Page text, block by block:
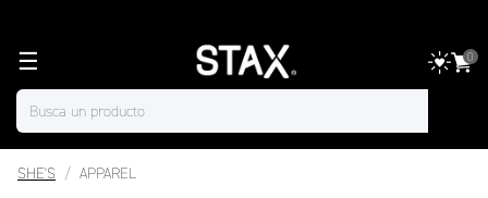
☰ 0
SHE'S APPAREL